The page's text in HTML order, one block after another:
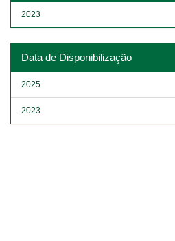
2023
Data de Disponibilização
2025
2023